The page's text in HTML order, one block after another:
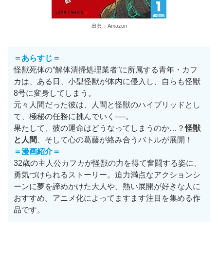
出典：Amazon
＝あらすじ＝
怪獣死体の”解体清掃処理業者”に所属する青年・カフ
カは、ある日、小型怪獣が体内に侵入し、自らも怪獣
8号に変身してしまう。
元々人間だった彼は、人間と怪獣のハイブリッドとし
て、極秘の任務に挑んでいく──。
果たして、彼の運命はどうなってしまうのか…？怪獣
と人間
、そして心の葛藤が絡み合うバトルが展開！
＝漫画紹介＝
32歳の主人公カフカが怪獣の力を得て奮闘する姿に、
勇気づけられるストーリー。迫力満点なアクションシ
ーンに夢を諦めかけた大人や、熱い展開が好きな人に
おすすめ。アニメ化によってますます注目を集める作
品です。